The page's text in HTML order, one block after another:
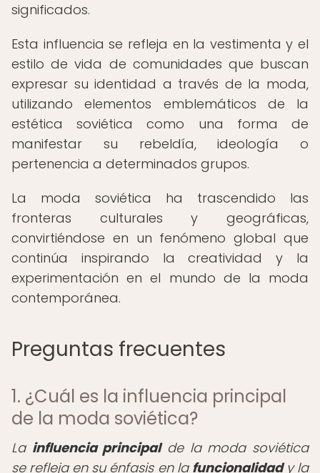
significados.
Esta influencia se refleja en la vestimenta y el
estilo de vida de comunidades que buscan
expresar su identidad a través de la moda,
utilizando elementos emblemáticos de la
estética soviética como una forma de
manifestar su rebeldía, ideología o
pertenencia a determinados grupos.
La moda soviética ha trascendido las
fronteras culturales y geográficas,
convirtiéndose en un fenómeno global que
continúa inspirando la creatividad y la
experimentación en el mundo de la moda
contemporánea.
Preguntas frecuentes
1. ¿Cuál es la influencia principal
de la moda soviética?
La influencia principalde la moda soviética
se refleja en su énfasis en la funcionalidady la